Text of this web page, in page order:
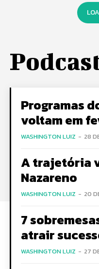
Programas
voltam em
WASHINGTON LUIZ - 28
A trajetória
Nazareno
WASHINGTON LUIZ - 20
7
atrair
WASHINGTON LUIZ - 27